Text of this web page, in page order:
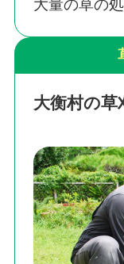
大量の草の
大衡村の草